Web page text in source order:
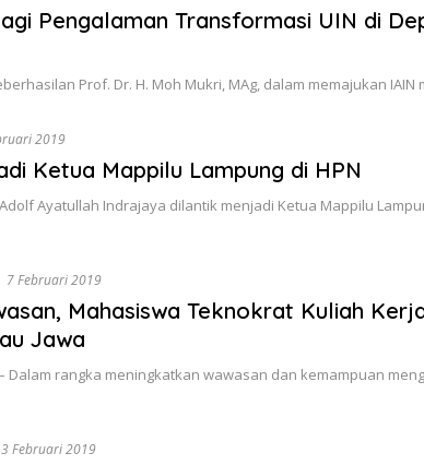
Pengalaman Transformasi UIN di
Prof. Dr. H. Moh Mukri, MAg, dalam memajukan
2019
Ketua Mappilu Lampung di HPN
Ayatullah Indrajaya dilantik menjadi Ketua Mappilu
7 Februari 2019
Mahasiswa Teknokrat Kuliah
Jawa
Dalam rangka meningkatkan wawasan dan kemampuan
3 Februari 2019